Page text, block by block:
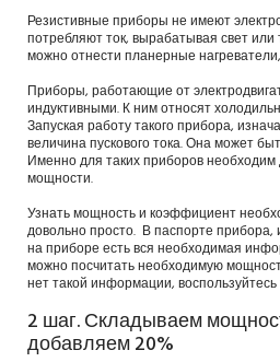
Резистивные приборы не имеют
потребляют ток, вырабатывая свет
можно отнести планерные
Приборы, работающие от
индуктивными. К ним относят
Запуская работу такого прибора,
величина пускового тока. Она может
Именно для таких приборов необходим
мощности.
Узнать мощность и коэффициент
довольно просто. В паспорте прибора,
на приборе есть вся необходимая
можно посчитать необходимую
нет такой информации, воспользуйтесь
2 шаг. Складываем
добавляем 20%